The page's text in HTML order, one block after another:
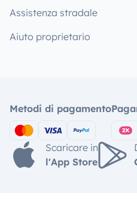
Assistenza stradale
Aiuto proprietario
Metodi di pagamento
Scaricare in
l'App Store